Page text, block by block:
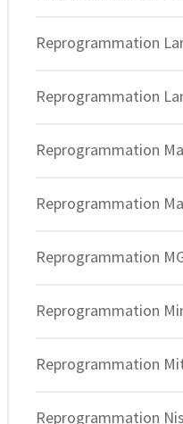
Reprogrammation
Reprogrammation
Reprogrammation
Reprogrammation
Reprogrammation
Reprogrammation
Reprogrammation
Reprogrammation